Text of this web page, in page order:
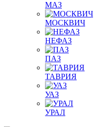
МАЗ
МОСКВИЧ
НЕФАЗ
ПАЗ
ТАВРИЯ
УАЗ
УРАЛ